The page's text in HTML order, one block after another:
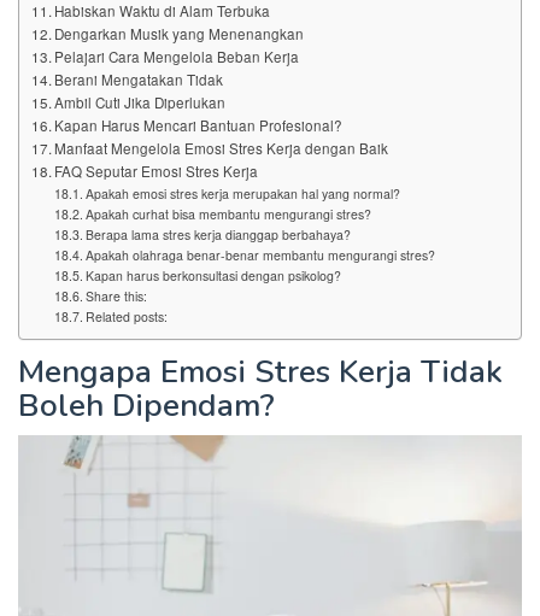
Habiskan Waktu di Alam Terbuka
Dengarkan Musik yang Menenangkan
Pelajari Cara Mengelola Beban Kerja
Berani Mengatakan Tidak
Ambil Cuti Jika Diperlukan
Kapan Harus Mencari Bantuan Profesional?
Manfaat Mengelola Emosi Stres Kerja dengan Baik
FAQ Seputar Emosi Stres Kerja
Apakah emosi stres kerja merupakan hal yang normal?
Apakah curhat bisa membantu mengurangi stres?
Berapa lama stres kerja dianggap berbahaya?
Apakah olahraga benar-benar membantu mengurangi stres?
Kapan harus berkonsultasi dengan psikolog?
Share this:
Related posts:
Mengapa Emosi Stres Kerja Tidak
Boleh Dipendam?